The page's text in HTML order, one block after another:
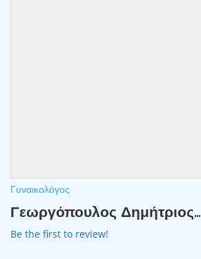
Γυναικολόγος
Γεωργόπουλος Δημήτριος...
Be the first to review!